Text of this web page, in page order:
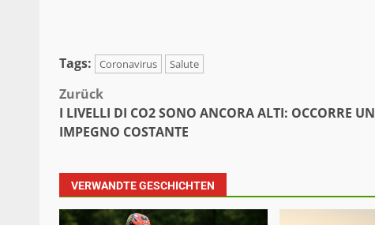
Tags: Coronavirus Salute
Beitragsnavigation
Zurück
I LIVELLI DI CO2 SONO ANCORA ALTI: OCCORRE UN
IMPEGNO COSTANTE
VERWANDTE GESCHICHTEN